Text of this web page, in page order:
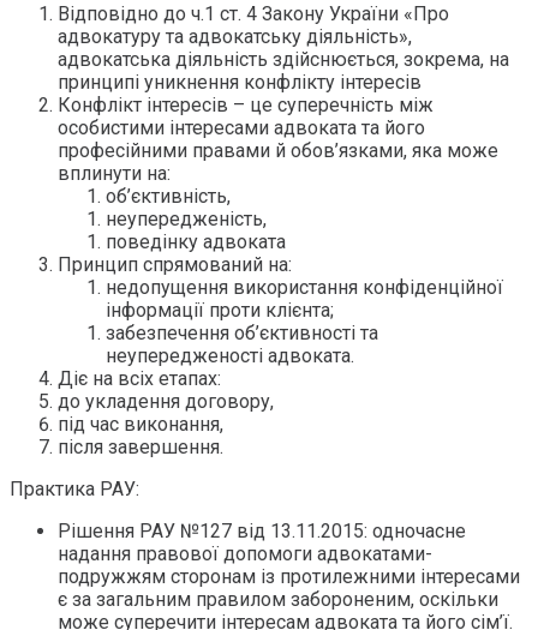
Відповідно до ч.1 ст. 4 Закону України «Про
адвокатуру та адвокатську діяльність»,
адвокатська діяльність здійснюється, зокрема, на
принципі уникнення конфлікту інтересів
Конфлікт інтересів – це суперечність між
особистими інтересами адвоката та його
професійними правами й обов’язками, яка може
вплинути на:
об’єктивність,
неупередженість,
поведінку адвоката
Принцип спрямований на:
недопущення використання конфіденційної
інформації проти клієнта;
забезпечення об’єктивності та
неупередженості адвоката.
Діє на всіх етапах:
до укладення договору,
під час виконання,
після завершення.
Практика РАУ:
Рішення РАУ №127 від 13.11.2015: одночасне
надання правової допомоги адвокатами-
подружжям сторонам із протилежними інтересами
є за загальним правилом забороненим, оскільки
може суперечити інтересам адвоката та його сім’ї.